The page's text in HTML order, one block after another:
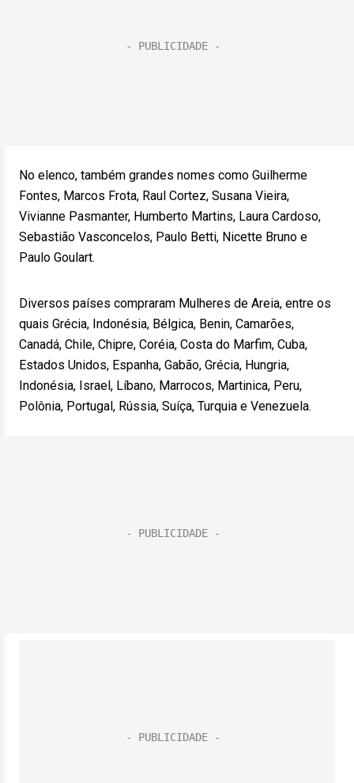
No elenco, também grandes nomes como Guilherme
Fontes, Marcos Frota, Raul Cortez, Susana Vieira,
Vivianne Pasmanter, Humberto Martins, Laura Cardoso,
Sebastião Vasconcelos, Paulo Betti, Nicette Bruno e
Paulo Goulart.
Diversos países compraram Mulheres de Areia, entre os
quais Grécia, Indonésia, Bélgica, Benin, Camarões,
Canadá, Chile, Chipre, Coréia, Costa do Marfim, Cuba,
Estados Unidos, Espanha, Gabão, Grécia, Hungria,
Indonésia, Israel, Líbano, Marrocos, Martinica, Peru,
Polônia, Portugal, Rússia, Suíça, Turquia e Venezuela.